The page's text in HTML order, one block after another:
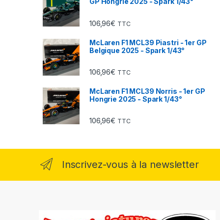
106,96€ TTC
McLaren F1 MCL39 Piastri - 1er GP
Belgique 2025 - Spark 1/43°
106,96€ TTC
McLaren F1 MCL39 Norris - 1er GP
Hongrie 2025 - Spark 1/43°
106,96€ TTC
Inscrivez-vous à la newsletter